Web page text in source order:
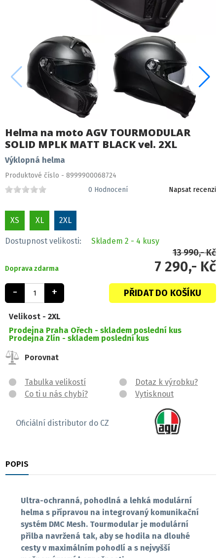
Helma na moto AGV TOURMODULAR
SOLID MPLK MATT BLACK vel. 2XL
Výklopná helma
Produktové číslo - 8999900068724
0 Hodnocení Napsat recenzi
XS XL 2XL
Dostupnost velikosti: Skladem 2 - 4 kusy
Doprava zdarma
13 990,- Kč
7 290,- Kč
- + PŘIDAT DO KOŠÍKU
Velikost - 2XL
Prodejna Praha Ořech - skladem poslední kus
Prodejna Zlín - skladem poslední kus
Porovnat
Tabulka velikostí
Co ti u nás chybí?
Dotaz k výrobku?
Vytisknout
Oficiální distributor do CZ
POPIS
Ultra-ochranná, pohodlná a lehká modulární
helma s přípravou na integrovaný komunikační
systém DMC Mesh. Tourmodular je modulární
přilba navržená tak, aby se hodila na dlouhé
cesty v maximálním pohodlí a s nejvyšší